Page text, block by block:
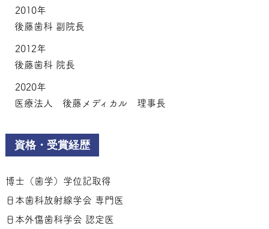
2010年
後藤歯科 副院長
2012年
後藤歯科 院長
2020年
医療法人 後藤メディカル 理事長
資格・受賞経歴
博士（歯学）学位記取得
日本歯科放射線学会 専門医
日本外傷歯科学会 認定医